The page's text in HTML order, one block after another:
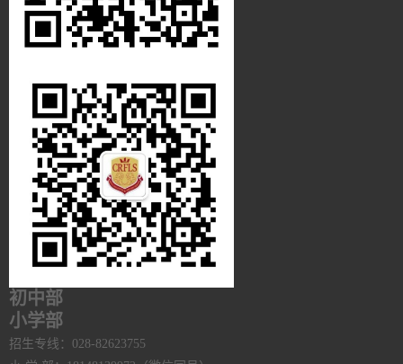
初中部
小学部
招生专线：028-82623755